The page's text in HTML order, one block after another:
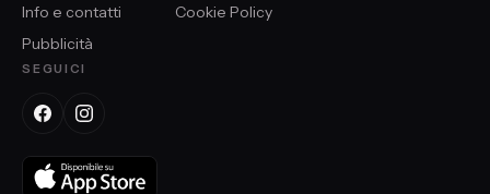
Info e contatti
Pubblicità
Cookie Policy
SEGUICI